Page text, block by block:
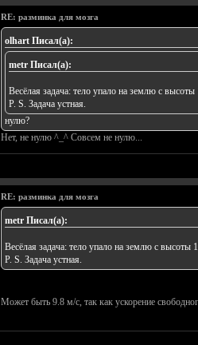
RE: разминка для мозга
olhart Писал(а):
metr Писал(а):
Весёлая задача: тело упало на землю с
P. S. Задача устная.
нулю?
Нет, не нулю ^_^ Совсем не нулю...
RE: разминка для мозга
metr Писал(а):
Весёлая задача: тело упало на землю с высоты
P. S. Задача устная.
Может быть 9.8 м/с, так как ускорение